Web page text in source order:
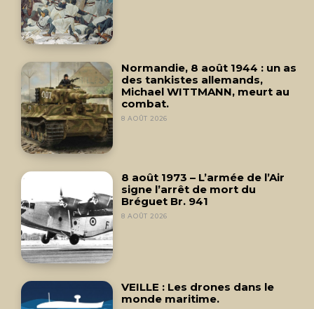
Normandie, 8 août 1944 : un as
des tankistes allemands,
Michael WITTMANN, meurt au
combat.
8 AOÛT 2026
8 août 1973 – L’armée de l’Air
signe l’arrêt de mort du
Bréguet Br. 941
8 AOÛT 2026
VEILLE : Les drones dans le
monde maritime.